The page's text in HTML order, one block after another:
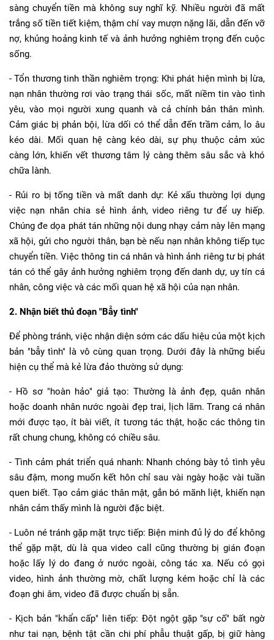
sàng chuyển tiền mà không suy nghĩ kỹ. Nhiều người đã mất
trắng số tiền tiết kiệm, thậm chí vay mượn nặng lãi, dẫn đến vỡ
nợ, khủng hoảng kinh tế và ảnh hưởng nghiêm trọng đến cuộc
sống.
- Tổn thương tinh thần nghiêm trọng: Khi phát hiện mình bị lừa,
nạn nhân thường rơi vào trạng thái sốc, mất niềm tin vào tình
yêu, vào mọi người xung quanh và cả chính bản thân mình.
Cảm giác bị phản bội, lừa dối có thể dẫn đến trầm cảm, lo âu
kéo dài. Mối quan hệ càng kéo dài, sự phụ thuộc cảm xúc
càng lớn, khiến vết thương tâm lý càng thêm sâu sắc và khó
chữa lành.
- Rủi ro bị tống tiền và mất danh dự: Kẻ xấu thường lợi dụng
việc nạn nhân chia sẻ hình ảnh, video riêng tư để uy hiếp.
Chúng đe dọa phát tán những nội dung nhạy cảm này lên mạng
xã hội, gửi cho người thân, bạn bè nếu nạn nhân không tiếp tục
chuyển tiền. Việc thông tin cá nhân và hình ảnh riêng tư bị phát
tán có thể gây ảnh hưởng nghiêm trọng đến danh dự, uy tín cá
nhân, công việc và các mối quan hệ xã hội của nạn nhân.
2. Nhận biết thủ đoạn "Bẫy tình"
Để phòng tránh, việc nhận diện sớm các dấu hiệu của một kịch
bản "bẫy tình" là vô cùng quan trọng. Dưới đây là những biểu
hiện cụ thể mà kẻ lừa đảo thường sử dụng:
- Hồ sơ "hoàn hảo" giả tạo: Thường là ảnh đẹp, quân nhân
hoặc doanh nhân nước ngoài đẹp trai, lịch lãm. Trang cá nhân
mới được tạo, ít bài viết, ít tương tác thật, hoặc các thông tin
rất chung chung, không có chiều sâu.
- Tình cảm phát triển quá nhanh: Nhanh chóng bày tỏ tình yêu
sâu đậm, mong muốn kết hôn chỉ sau vài ngày hoặc vài tuần
quen biết. Tạo cảm giác thân mật, gắn bó mãnh liệt, khiến nạn
nhân cảm thấy mình là người đặc biệt.
- Luôn né tránh gặp mặt trực tiếp: Biện minh đủ lý do để không
thể gặp mặt, dù là qua video call cũng thường bị gián đoạn
hoặc lấy lý do đang ở nước ngoài, công tác xa. Nếu có gọi
video, hình ảnh thường mờ, chất lượng kém hoặc chỉ là các
đoạn ghi âm, video đã được chuẩn bị sẵn.
- Kịch bản "khẩn cấp" liên tiếp: Đột ngột gặp "sự cố" bất ngờ
như tai nạn, bệnh tật cần chi phí phẫu thuật gấp, bị giữ hàng